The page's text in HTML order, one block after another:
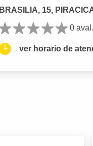
BRASILIA, 15,
0 aval.
ver horario de